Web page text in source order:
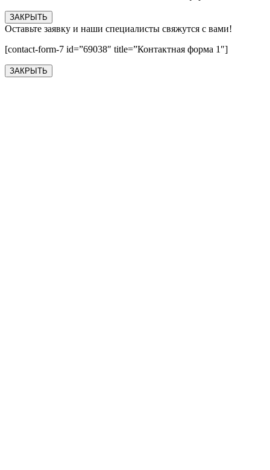
ЗАКРЫТЬ
Оставьте заявку и наши специалисты свяжутся с вами!
[contact-form-7 id=”69038″ title=”Контактная форма 1″]
ЗАКРЫТЬ